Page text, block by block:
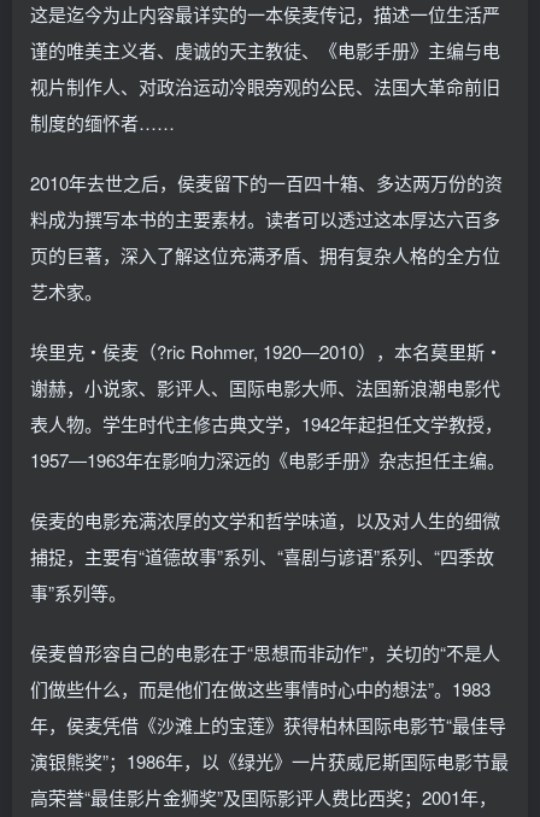
这是迄今为止内容最详实的一本侯麦传记，描述一位生活严
谨的唯美主义者、虔诚的天主教徒、《电影手册》主编与电
视片制作人、对政治运动冷眼旁观的公民、法国大革命前旧
制度的缅怀者……
2010年去世之后，侯麦留下的一百四十箱、多达两万份的资
料成为撰写本书的主要素材。读者可以透过这本厚达六百多
页的巨著，深入了解这位充满矛盾、拥有复杂人格的全方位
艺术家。
埃里克・侯麦（?ric Rohmer, 1920―2010），本名莫里斯・
谢赫，小说家、影评人、国际电影大师、法国新浪潮电影代
表人物。学生时代主修古典文学，1942年起担任文学教授，
1957―1963年在影响力深远的《电影手册》杂志担任主编。
侯麦的电影充满浓厚的文学和哲学味道，以及对人生的细微
捕捉，主要有“道德故事”系列、“喜剧与谚语”系列、“四季故
事”系列等。
侯麦曾形容自己的电影在于“思想而非动作”，关切的“不是人
们做些什么，而是他们在做这些事情时心中的想法”。1983
年，侯麦凭借《沙滩上的宝莲》获得柏林国际电影节“最佳导
演银熊奖”；1986年，以《绿光》一片获威尼斯国际电影节最
高荣誉“最佳影片金狮奖”及国际影评人费比西奖；2001年，